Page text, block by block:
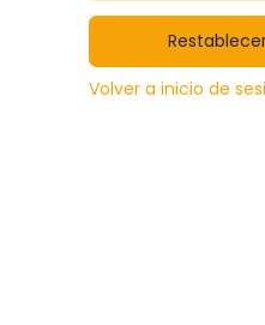
Volver a inicio de